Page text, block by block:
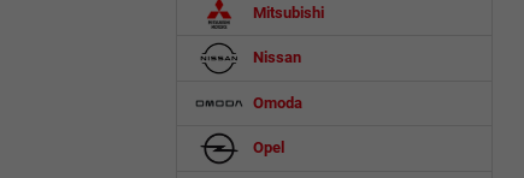
Mitsubishi
Nissan
Omoda
Opel